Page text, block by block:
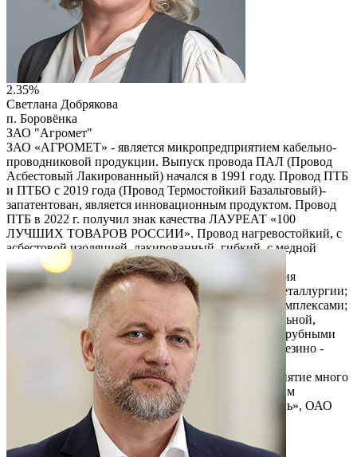
2.35%
Светлана Добрякова
п. Боровёнка
ЗАО "Агромет"
ЗАО «АГРОМЕТ» - является микропредприятием кабельно-
проводниковой продукции. Выпуск провода ПАЛ (Провод
Асбестовый Лакированный) начался в 1991 году. Провод ПТБ
и ПТБО с 2019 года (Провод Термостойкий Базальтовый)-
запатентован, является инновационным продуктом. Провод
ПТБ в 2022 г. получил знак качества ЛАУРЕАТ «100
ЛУЧШИХ ТОВАРОВ РОССИИ». Провод нагревостойкий, с
асбестовой изоляцией, лакированный, гибкий, с медной
жилой, ТУ 3551-001-23534359-2014 (ПАЛО-то же,
облегченный). Аналог ТУ 16-505.656-74. Продукция
используется предприятиями: черной и цветной металлургии;
стекла; нефтедобывающими и энергетическими комплексами;
горно – обогатительными комбинатами; - строительной,
автомобильной и текстильной промышленности; трубными
заводами; химической промышленности: выпуск резино -
технических изделий, в т. ч. производство шин; и
физическими лицами для бытовых целей. Предприятие много
лет поставляло и поставляет свою продукцию таким
организациям как: ОК «РУСАЛ», ПАО «Северсталь», ОАО
«ЧМК» и др.
Читать описание
Перейти на сайт